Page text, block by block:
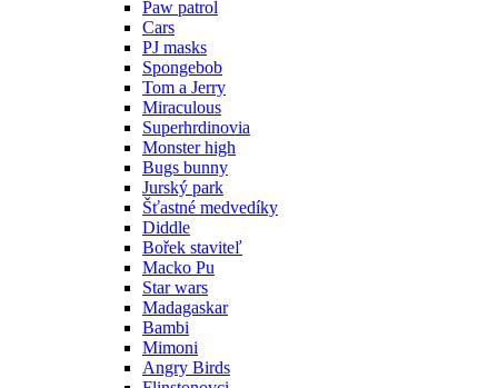
Paw patrol
Cars
PJ masks
Spongebob
Tom a Jerry
Miraculous
Superhrdinovia
Monster high
Bugs bunny
Jurský park
Šťastné medvedíky
Diddle
Bořek staviteľ
Macko Pu
Star wars
Madagaskar
Bambi
Mimoni
Angry Birds